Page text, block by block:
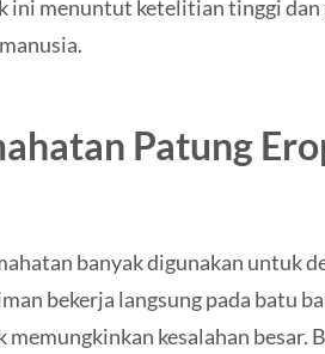
ini menuntut ketelitian tinggi dan
Patung
banyak digunakan untuk
bekerja langsung pada batu
kesalahan besar.